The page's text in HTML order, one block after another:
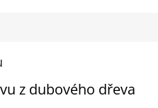
z dubového dřeva